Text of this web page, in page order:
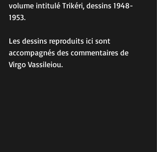
volume intitulé Trikéri, dessins 1948-
1953.
Les dessins reproduits ici sont
accompagnés des commentaires de
Virgo Vassileiou.